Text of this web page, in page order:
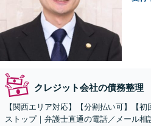
クレジット会社の債務整理
【関西エリア対応】【分割払い可】【
ストップ｜弁護士直通の電話／メール